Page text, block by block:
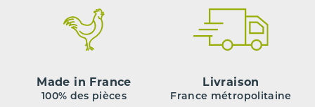
Made in France
100% des pièces
Livraison
France métropolitaine